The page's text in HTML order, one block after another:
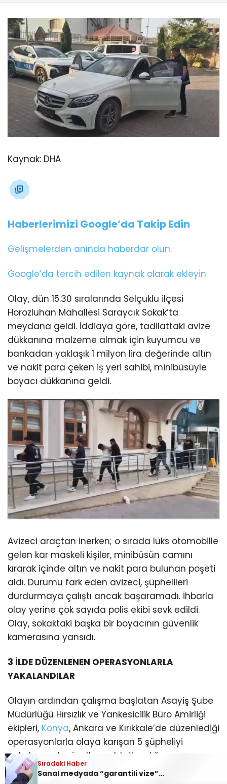
Sıradaki Haber
Adana’da dron ve helikopter destekli asayiş uygulaması: Aranan 62 şüpheli yakalandı
Kaynak: DHA
Haberlerimizi Google’da Takip Edin
Gelişmelerden anında haberdar olun.
Google’da tercih edilen kaynak olarak ekleyin
Olay, dün 15.30 sıralarında Selçuklu ilçesi
Horozluhan Mahallesi Saraycık Sokak’ta
meydana geldi. İddiaya göre, tadilattaki avize
dükkanına malzeme almak için kuyumcu ve
bankadan yaklaşık 1 milyon lira değerinde altın
ve nakit para çeken iş yeri sahibi, minibüsüyle
boyacı dükkanına geldi.
Avizeci araçtan inerken; o sırada lüks otomobille
gelen kar maskeli kişiler, minibüsün camını
kırarak içinde altın ve nakit para bulunan poşeti
aldı. Durumu fark eden avizeci, şüphelileri
durdurmaya çalıştı ancak başaramadı. İhbarla
olay yerine çok sayıda polis ekibi sevk edildi.
Olay, sokaktaki başka bir boyacının güvenlik
kamerasına yansıdı.
3 İLDE DÜZENLENEN OPERASYONLARLA
YAKALANDILAR
Olayın ardından çalışma başlatan Asayiş Şube
Müdürlüğü Hırsızlık ve Yankesicilik Büro Amirliği
ekipleri, Konya, Ankara ve Kırıkkale’de düzenlediği
operasyonlarla olaya karışan 5 şüpheliyi
yakalanarak gözaltına aldı. Hırsızlığı
gerçekleştiren şüphelilerin 450 bin lira nakit para
Sıradaki Haber
Sanal medyada “garantili vize” tuzağı